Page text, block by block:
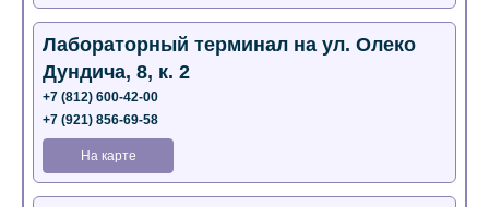
Лабораторный терминал на ул. Олеко
Дундича, 8, к. 2
+7 (812) 600-42-00
+7 (921) 856-69-58
На карте